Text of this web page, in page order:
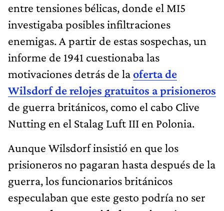
entre tensiones bélicas, donde el MI5
investigaba posibles infiltraciones
enemigas. A partir de estas sospechas, un
informe de 1941 cuestionaba las
motivaciones detrás de laoferta de
Wilsdorf de relojes gratuitos a prisioneros
de guerra británicos, como el cabo Clive
Nutting en el Stalag Luft III en Polonia.
Aunque Wilsdorf insistió en que los
prisioneros no pagaran hasta después de la
guerra, los funcionarios británicos
especulaban que este gesto podría no ser